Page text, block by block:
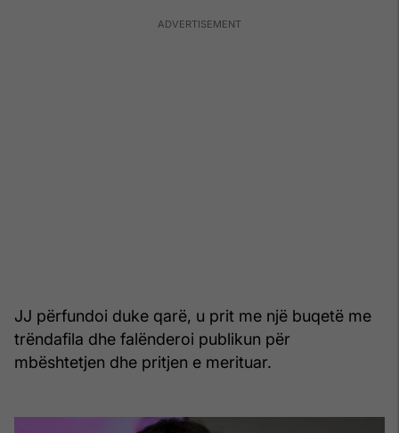
JJ përfundoi duke qarë, u prit me një buqetë me
trëndafila dhe falënderoi publikun për
mbështetjen dhe pritjen e merituar.